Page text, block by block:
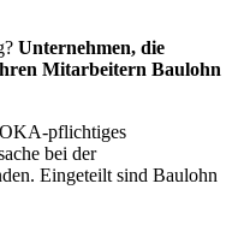
Unternehmen, die
Mitarbeitern Baulohn
pflichtiges
bei der
Eingeteilt sind Baulohn